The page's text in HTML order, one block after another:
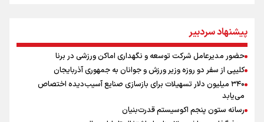
ونس: در حال کار بر روی ایجاد یک سیستم ناوبری امن هستیم
آیین گرامیداشت روز خبرنگار در اراک
سیدمناف هاشمی در مراسم انجمن ورزشی نویسان : قدردان زحمات اهالی
رسانه به ویژه ورزشی نویسان هستیم
علت نامگذاری ۱۷ مرداد به عنوان روز خبرنگار چیست؟
فوران یک آتشفشان قدرتمند در جنوب غربی کلمبیا
سیمئونه درهای انتقال آلوارز به بارسلونا را بست
پیشنهاد سردبیر
حضور مدیرعامل شرکت توسعه و نگهداری اماکن ورزشی در برنا
کلیپی از سفر دو روزه وزیر ورزش و جوانان به جمهوری آذربایجان
۳۴۰ میلیون دلار تسهیلات برای بازسازی صنایع آسیب‌دیده اختصاص
می‌یابد
رسانه ستون پنجم اکوسیستم قدرت‌بنیان